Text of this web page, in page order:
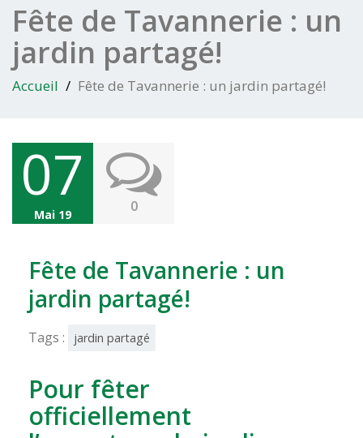
Fête de Tavannerie : un
jardin partagé!
Accueil Fête de Tavannerie : un jardin partagé!
07
Mai 19 0
Fête de Tavannerie : un
jardin partagé!
Tags : jardin partagé
Pour fêter
officiellement